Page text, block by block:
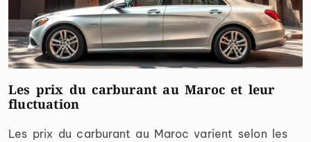
Les prix du carburant au Maroc et leur
fluctuation
Les prix du carburant au Maroc varient selon les